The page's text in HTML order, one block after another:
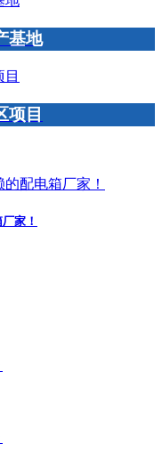
基地
项目
家！